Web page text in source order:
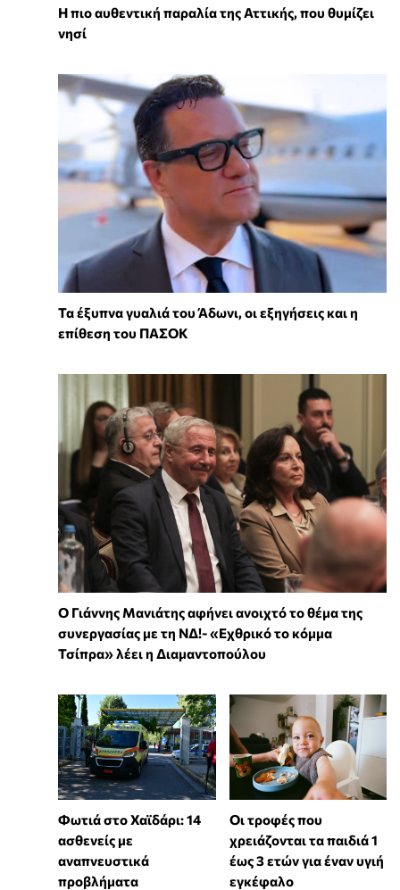
Η πιο αυθεντική παραλία της Αττικής, που θυμίζει
νησί
Τα έξυπνα γυαλιά του Άδωνι, οι εξηγήσεις και η
επίθεση του ΠΑΣΟΚ
Ο Γιάννης Μανιάτης αφήνει ανοιχτό το θέμα της
συνεργασίας με τη ΝΔ!- «Εχθρικό το κόμμα
Τσίπρα» λέει η Διαμαντοπούλου
Φωτιά στο Χαϊδάρι: 14
ασθενείς με
αναπνευστικά
προβλήματα
Οι τροφές που
χρειάζονται τα παιδιά 1
έως 3 ετών για έναν υγιή
εγκέφαλο